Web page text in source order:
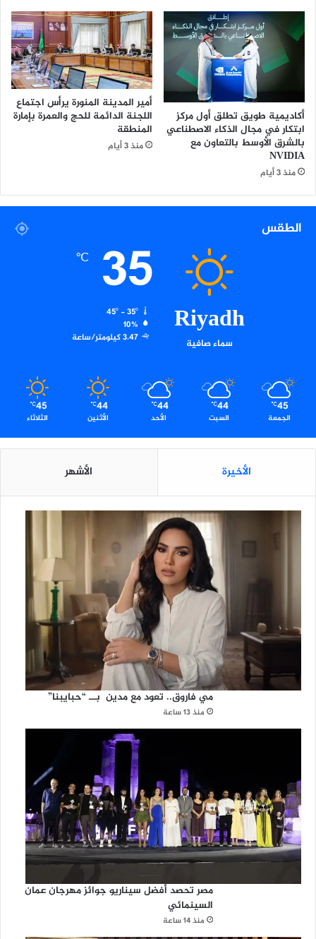
ت
ل
ع
ر
ب
ي
ل
ج
ن
ا
ل
م
ا
ن
ي
و
ي
أكاديمية طويق تطلق أول مركز
ابتكار في مجال الذكاء الاصطناعي
بالشرق الأوسط بالتعاون مع
NVIDIA
منذ 3 أيام
أمير المدينة المنورة يرأس اجتماع
اللجنة الدائمة للحج والعمرة بإمارة
المنطقة
منذ 3 أيام
الطقس
Riyadh
سماء صافية
35
℃
45º - 35º
10%
3.47 كيلومتر/ساعة
45
℃
الجمعة
44
℃
السبت
44
℃
الأحد
44
℃
الأثنين
45
℃
الثلاثاء
الأخيرة الأشهر
مي فاروق.. تعود مع مدين بــ “حبايبنا”
منذ 13 ساعة
مصر تحصد أفضل سيناريو جوائز مهرجان عمان
السينمائي
منذ 14 ساعة